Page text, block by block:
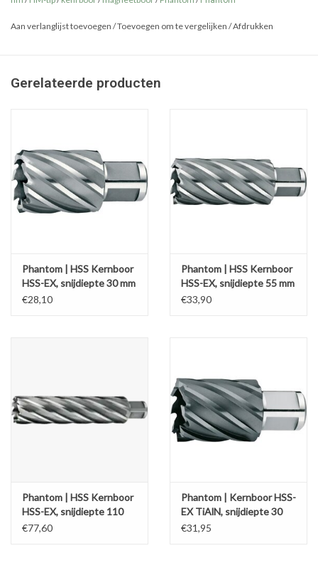
Aan verlanglijst toevoegen /Toevoegen om te vergelijken /Afdrukken
Gerelateerde producten
Phantom | HSS Kernboor
HSS-EX, snijdiepte 30 mm
€28,10
Phantom | HSS Kernboor
HSS-EX, snijdiepte 55 mm
€33,90
Phantom | HSS Kernboor
HSS-EX, snijdiepte 110
mm
€77,60
Phantom | Kernboor HSS-
EX TiAlN, snijdiepte 30
mm
€31,95